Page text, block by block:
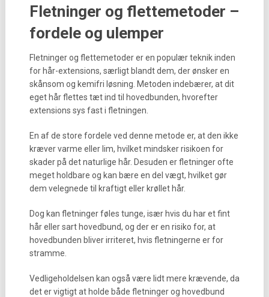
Fletninger og flettemetoder –
fordele og ulemper
Fletninger og flettemetoder er en populær teknik inden
for hår-extensions, særligt blandt dem, der ønsker en
skånsom og kemifri løsning. Metoden indebærer, at dit
eget hår flettes tæt ind til hovedbunden, hvorefter
extensions sys fast i fletningen.
En af de store fordele ved denne metode er, at den ikke
kræver varme eller lim, hvilket mindsker risikoen for
skader på det naturlige hår. Desuden er fletninger ofte
meget holdbare og kan bære en del vægt, hvilket gør
dem velegnede til kraftigt eller krøllet hår.
Dog kan fletninger føles tunge, især hvis du har et fint
hår eller sart hovedbund, og der er en risiko for, at
hovedbunden bliver irriteret, hvis fletningerne er for
stramme.
Vedligeholdelsen kan også være lidt mere krævende, da
det er vigtigt at holde både fletninger og hovedbund